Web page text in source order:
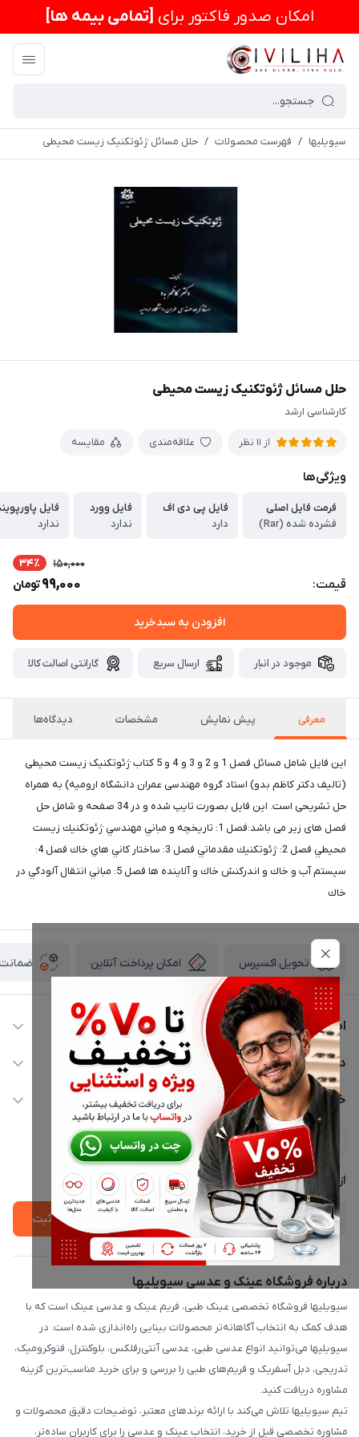
امكان صدور فاکتور برای [تمامی بیمه ها]
سیویلیها / فهرست محصولات / حلل مسائل ژئوتکنیک زیست محیطی
حلل مسائل ژئوتکنیک زیست محیطی
کارشناسی ارشد
از 11 نظر علاقه‌مندی مقایسه
ویژگی‌ها
فرمت فایل اصلی
فشرده شده (Rar)
فایل پی دی اف
دارد
فایل وورد
ندارد
فایل
ندارد
قیمت:
150,000 34٪
99,000تومان
افزودن به سبدخرید
موجود در انبار ارسال سریع گارانتی اصالت کالا
معرفی پیش نمایش مشخصات دیدگاه‌ها
این فایل شامل مسائل فصل 1 و 2 و 3 و 4 و 5 کتاب ژئوتکنیک زیست محیطی
(تالیف دکتر کاظم بدو) استاد گروه مهندسی عمران دانشگاه ارومیه) به همراه
حل تشریحی است. این فایل بصورت تایپ شده و در 34 صفحه و شامل حل
فصل های زیر می باشد:فصل 1: تاريخچه و مباني مهندسي ژئوتكنيك زيست
محيطي فصل 2: ژئوتكنيك مقدماتي فصل 3: ساختار كاني هاي خاك فصل 4:
سيستم آب و خاك و اندركنش خاك و آلاينده ها فصل 5: مباني انتقال آلودگي در
خاك
تحویل اکسپرس امکان پرداخت آنلاین ضمانت
اطلاعات تماس
02177116909
info@civiliha.com
ارسال فوری در تهران + ارسال به سراسر کشور
دسترسی سریع
حساب کاربری
مجله فروشگاه
لیست محصولات
درباره ما
خدمات مشتریان
حریم خصوصی
پشتیبانی واتساپ 09397003162
از جدید‌ترین تخفیف‌ها با‌ خبر شوید
ثبت
درباره فروشگاه عینک و عدسی سیویلیها
سیویلیها فروشگاه تخصصی عینک طبی، فریم عینک و عدسی عینک است که با
هدف کمک به انتخاب آگاهانه‌تر محصولات بینایی راه‌اندازی شده است. در
سیویلیها می‌توانید انواع عدسی طبی، عدسی آنتی‌رفلکس، بلوکنترل، فتوکرومیک،
تدریجی، دبل آسفریک و فریم‌های طبی را بررسی و برای خرید مناسب‌ترین گزینه
مشاوره دریافت کنید.
تیم سیویلیها تلاش می‌کند با ارائه برندهای معتبر، توضیحات دقیق محصولات و
مشاوره تخصصی قبل از خرید، انتخاب عینک و عدسی را برای کاربران ساده‌تر،